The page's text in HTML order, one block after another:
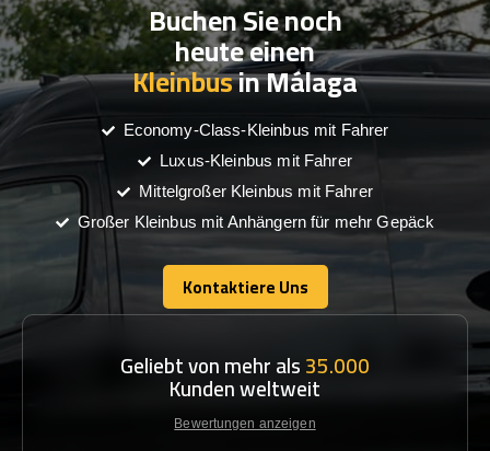
Buchen Sie noch
heute einen
Kleinbusin Málaga
Economy-Class-Kleinbus mit Fahrer
Luxus-Kleinbus mit Fahrer
Mittelgroßer Kleinbus mit Fahrer
Großer Kleinbus mit Anhängern für mehr Gepäck
Kontaktiere Uns
Kontaktiere Uns
Geliebt von mehr als35.000
Kunden weltweit
Bewertungen anzeigen